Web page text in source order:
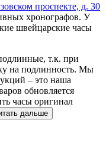
проспекте, д. 30
хронографов. У
швейцарские часы
т.к. при
на подлинность. Мы
– это наша
обновляется
часы оригинал
дальше